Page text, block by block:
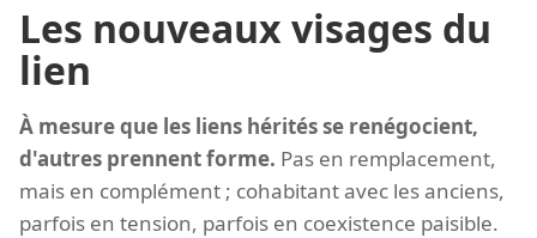
Les nouveaux visages du
lien
À mesure que les liens hérités se renégocient,
d'autres prennent forme. Pas en remplacement,
mais en complément ; cohabitant avec les anciens,
parfois en tension, parfois en coexistence paisible.